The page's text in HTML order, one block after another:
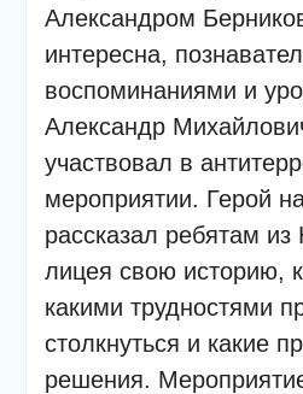
конкурса
года – 2025»
Александром
интересна,
воспоминаниями и
Александр
участвовал в
мероприятии. Герой
рассказал ребятам из
лицея свою историю,
какими трудностями
столкнуться и какие
решения.